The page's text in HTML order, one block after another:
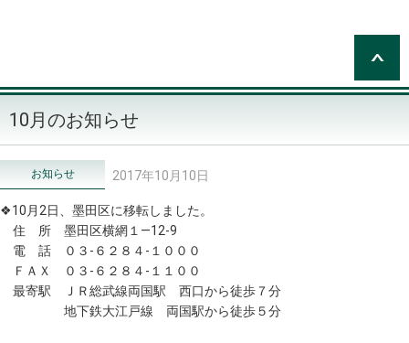
10月のお知らせ
お知らせ 2017年10月10日
❖10月2日、墨田区に移転しました。
住 所 墨田区横網１―12-9
電 話 ０３-６２８４-１０００
ＦＡＸ ０３-６２８４-１１００
最寄駅 ＪＲ総武線両国駅 西口から徒歩７分
地下鉄大江戸線 両国駅から徒歩５分